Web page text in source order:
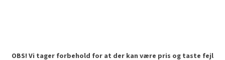
OBS! Vi tager forbehold for at der kan være pris og taste fejl